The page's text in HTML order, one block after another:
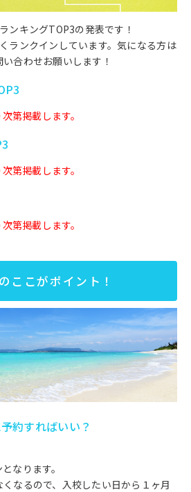
ンキングTOP3の発表です！
ランクインしています。気になる方は
合わせお願いします！
第掲載します。
第掲載します。
第掲載します。
ここがポイント！
約すればいい？
なります。
なるので、入校したい日から１ヶ月